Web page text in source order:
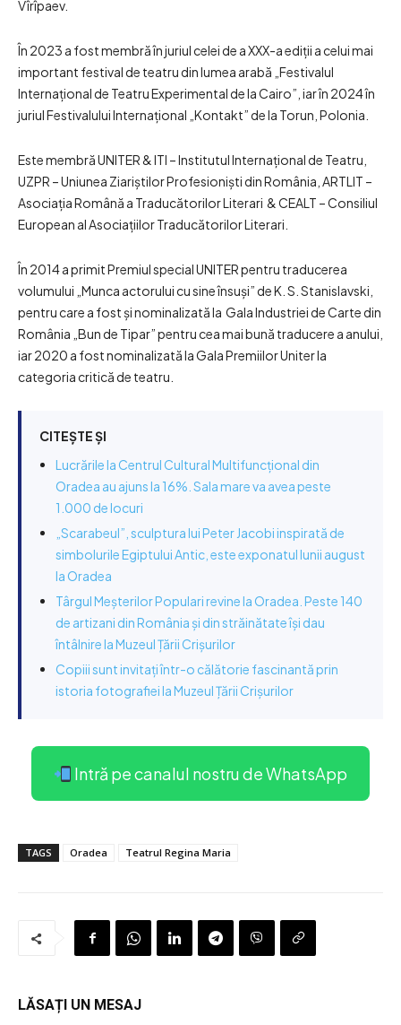
Vîrîpaev.
În 2023 a fost membră în juriul celei de a XXX-a ediții a celui mai
important festival de teatru din lumea arabă „Festivalul
Internațional de Teatru Experimental de la Cairo”, iar în 2024 în
juriul Festivalului Internațional „Kontakt” de la Torun, Polonia.
Este membră UNITER & ITI – Institutul Internațional de Teatru,
UZPR – Uniunea Ziariștilor Profesioniști din România, ARTLIT –
Asociația Română a Traducătorilor Literari & CEALT – Consiliul
European al Asociațiilor Traducătorilor Literari.
În 2014 a primit Premiul special UNITER pentru traducerea
volumului „Munca actorului cu sine însuşi” de K. S. Stanislavski,
pentru care a fost și nominalizată la Gala Industriei de Carte din
România „Bun de Tipar” pentru cea mai bună traducere a anului,
iar 2020 a fost nominalizată la Gala Premiilor Uniter la
categoria critică de teatru.
CITEȘTE ȘI
Lucrările la Centrul Cultural Multifuncțional din
Oradea au ajuns la 16%. Sala mare va avea peste
1.000 de locuri
„Scarabeul”, sculptura lui Peter Jacobi inspirată de
simbolurile Egiptului Antic, este exponatul lunii august
la Oradea
Târgul Meșterilor Populari revine la Oradea. Peste 140
de artizani din România și din străinătate își dau
întâlnire la Muzeul Țării Crișurilor
Copiii sunt invitați într-o călătorie fascinantă prin
istoria fotografiei la Muzeul Țării Crișurilor
Intră pe canalul nostru de WhatsApp
TAGS Oradea Teatrul Regina Maria
LĂSAȚI UN MESAJ